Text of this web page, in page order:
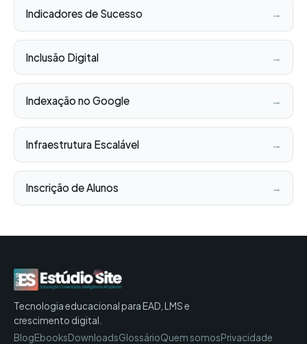
Indicadores de Sucesso →
Inclusão Digital →
Indexação no Google →
Infraestrutura Escalável →
Inscrição de Alunos →
Tecnologia educacional para EAD, LMS e
crescimento digital.
BlogEbooksDownloadsGlossárioQuem somosPrivacidade